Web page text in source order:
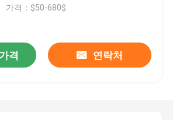
가격：$50-680$
격 연락처
가지고 다닐 수 있는 알루미늄 공백 교역은 디스플레이를 위한 최고 실내 간판을 다는 것 보여줍니다